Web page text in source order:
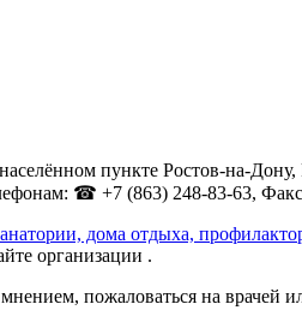
пункте Ростов-на-
☎ +7 (863) 248-83-63,
дома отдыха,
организации .
пожаловаться на врачей